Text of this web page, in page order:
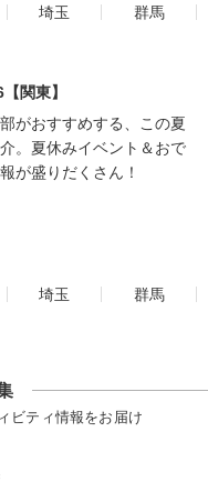
埼玉
群馬
関東】
がおすすめする、この夏
。夏休みイベント＆おで
が盛りだくさん！
埼玉
群馬
ビティ情報をお届け